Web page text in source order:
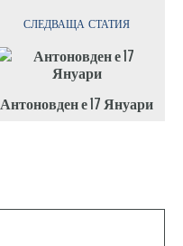
СЛЕДВАЩА СТАТИЯ
Антоновден е 17 Януари